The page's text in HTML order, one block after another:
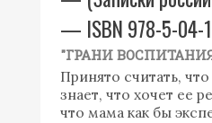
— ISBN 978-5-04-
"ГРАНИ
Принято считать,
знает, что хочет ее
что мама как бы